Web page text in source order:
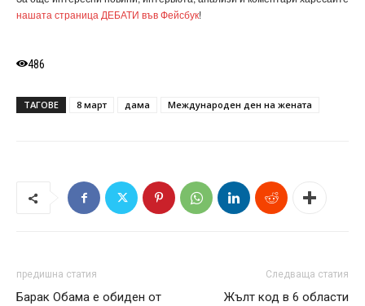
нашата страница ДЕБАТИ във Фейсбук!
486
ТАГОВЕ 8 март дама Международен ден на жената
предишна статия
Барак Обама е обиден от
Следваща статия
Жълт код в 6 области